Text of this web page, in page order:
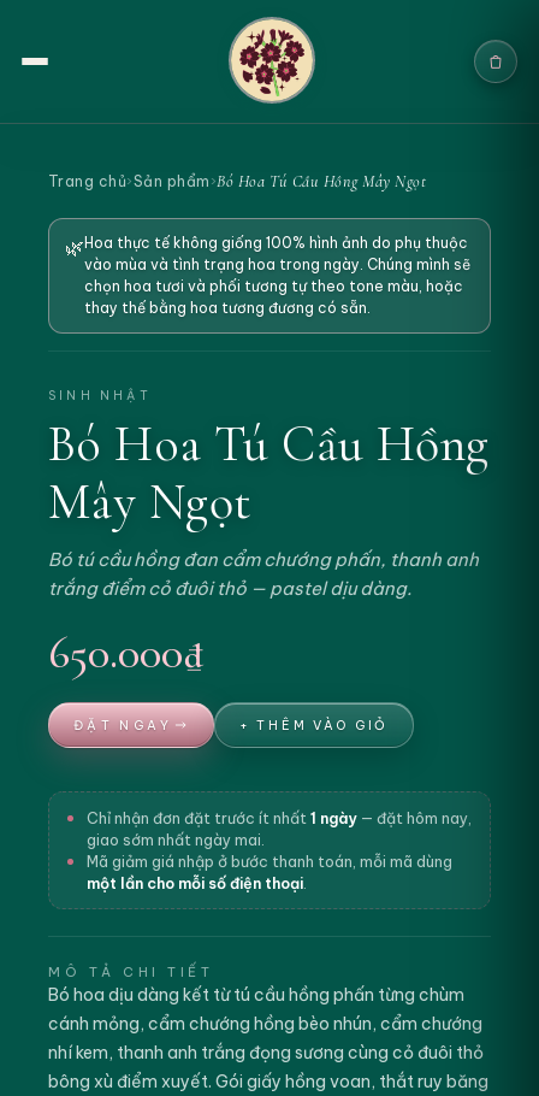
Sản phẩm
Cưới & Sự kiện
Blogs
Chính sách
Địa chỉ & Liên hệ
Tìm sản phẩm
Trang chủ›Sản phẩm ›Bó Hoa Tú Cầu Hồng Mây Ngọt
🌿 Hoa thực tế không giống 100% hình ảnh do phụ thuộc
vào mùa và tình trạng hoa trong ngày. Chúng mình sẽ
chọn hoa tươi và phối tương tự theo tone màu, hoặc
thay thế bằng hoa tương đương có sẵn.
SINH NHẬT
Bó Hoa Tú Cầu Hồng
Mây Ngọt
Bó tú cầu hồng đan cẩm chướng phấn, thanh anh
trắng điểm cỏ đuôi thỏ — pastel dịu dàng.
650.000₫
ĐẶT NGAY + THÊM VÀO GIỎ
Chỉ nhận đơn đặt trước ít nhất 1 ngày — đặt hôm nay,
giao sớm nhất ngày mai.
Mã giảm giá nhập ở bước thanh toán, mỗi mã dùng
một lần cho mỗi số điện thoại
MÔ TẢ CHI TIẾT
Bó hoa dịu dàng kết từ tú cầu hồng phấn từng chùm
cánh mỏng, cẩm chướng hồng bèo nhún, cẩm chướng
nhí kem, thanh anh trắng đọng sương cùng cỏ đuôi thỏ
bông xù điểm xuyết. Gói giấy hồng voan, thắt ruy băng